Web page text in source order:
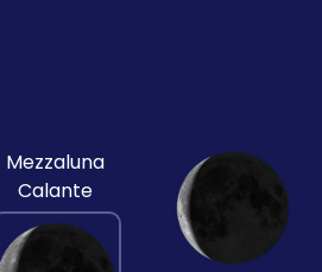
Mezzaluna
Calante